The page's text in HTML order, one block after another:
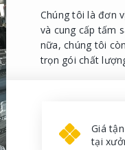
Chúng tôi là đơn
và cung cấp tấm
nữa, chúng tôi
trọn gói chất
Giá
tại